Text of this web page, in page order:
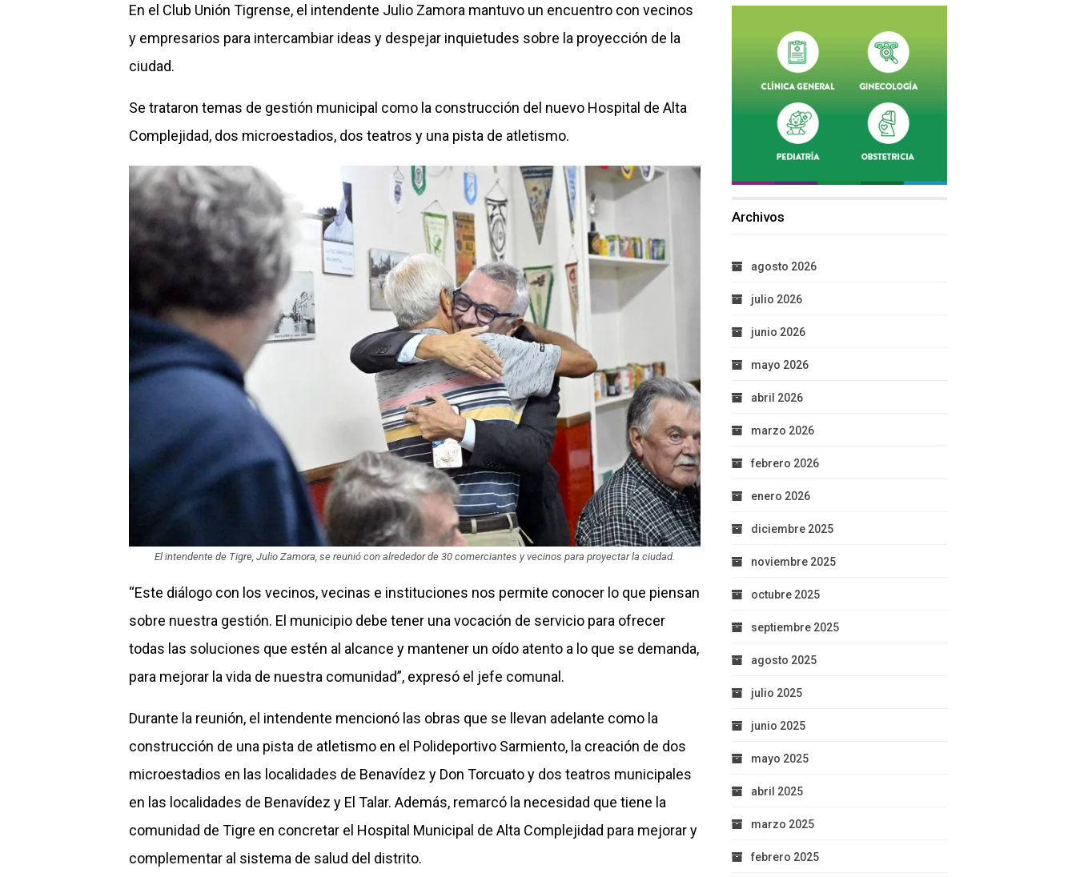
En el Club Unión Tigrense, el intendente Julio Zamora mantuvo un encuentro con vecinos
y empresarios para intercambiar ideas y despejar inquietudes sobre la proyección de la
ciudad.
Se trataron temas de gestión municipal como la construcción del nuevo Hospital de Alta
Complejidad, dos microestadios, dos teatros y una pista de atletismo.
El intendente de Tigre, Julio Zamora, se reunió con alrededor de 30 comerciantes y vecinos para proyectar la ciudad.
“Este diálogo con los vecinos, vecinas e instituciones nos permite conocer lo que piensan
sobre nuestra gestión. El municipio debe tener una vocación de servicio para ofrecer
todas las soluciones que estén al alcance y mantener un oído atento a lo que se demanda,
para mejorar la vida de nuestra comunidad”, expresó el jefe comunal.
Durante la reunión, el intendente mencionó las obras que se llevan adelante como la
construcción de una pista de atletismo en el Polideportivo Sarmiento, la creación de dos
microestadios en las localidades de Benavídez y Don Torcuato y dos teatros municipales
en las localidades de Benavídez y El Talar. Además, remarcó la necesidad que tiene la
comunidad de Tigre en concretar el Hospital Municipal de Alta Complejidad para mejorar y
complementar al sistema de salud del distrito.
Archivos
agosto 2026
julio 2026
junio 2026
mayo 2026
abril 2026
marzo 2026
febrero 2026
enero 2026
diciembre 2025
noviembre 2025
octubre 2025
septiembre 2025
agosto 2025
julio 2025
junio 2025
mayo 2025
abril 2025
marzo 2025
febrero 2025